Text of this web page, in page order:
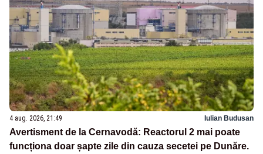
4 aug. 2026, 21:49 Iulian Budusan
Avertisment de la Cernavodă: Reactorul 2 mai poate
funcționa doar șapte zile din cauza secetei pe Dunăre.